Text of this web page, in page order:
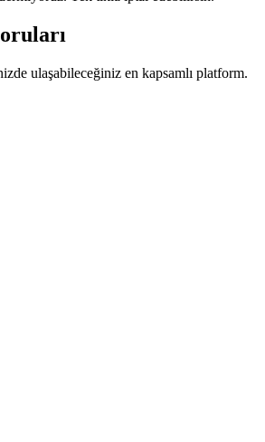
ulaşabileceğiniz en kapsamlı platform.